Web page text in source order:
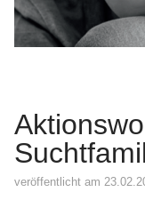
veröffentlicht am